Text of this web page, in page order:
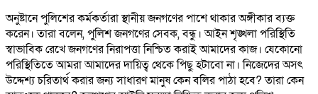
অনুষ্টানে পুলিশের কর্মকর্তারা স্থানীয় জনগণের পাশে থাকার অঙ্গীকার ব্যক্ত
করেন। তারা বলেন, পুলিশ জনগণের সেবক, বন্ধু। আইন শৃঙ্খলা পরিস্থিতি
স্বাভাবিক রেখে জনগণের নিরাপত্তা নিশ্চিত করাই আমাদের কাজ। যেকোনো
পরিস্থিতিতে আমরা আমাদের দায়িত্ব থেকে পিছু হটাবো না। নিজেদের অসৎ
উদ্দেশ্য চরিতার্থ করার জন্য সাধারণ মানুষ কেন বলির পাঠা হবে? তারা কেন